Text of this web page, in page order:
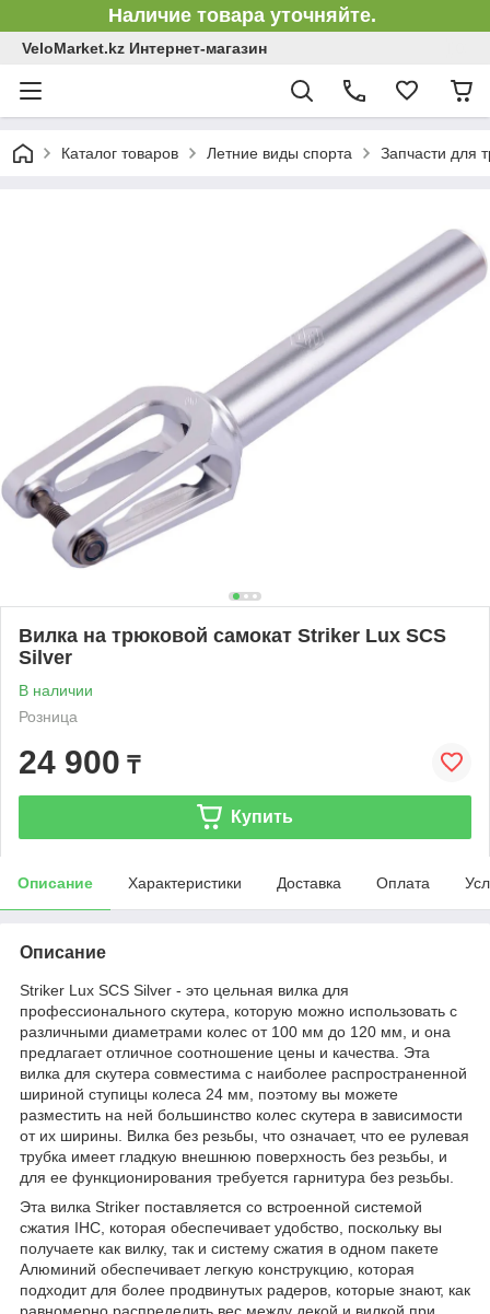
Наличие товара уточняйте.
VeloMarket.kz Интернет-магазин
Каталог товаров Летние виды спорта Запчасти для
Вилка на трюковой самокат Striker Lux SCS
Silver
В наличии
Розница
24 900 ₸
Купить
Описание Характеристики Доставка Оплата
Описание
Striker Lux SCS Silver - это цельная вилка для
профессионального скутера, которую можно использовать с
различными диаметрами колес от 100 мм до 120 мм, и она
предлагает отличное соотношение цены и качества. Эта
вилка для скутера совместима с наиболее распространенной
шириной ступицы колеса 24 мм, поэтому вы можете
разместить на ней большинство колес скутера в зависимости
от их ширины. Вилка без резьбы, что означает, что ее рулевая
трубка имеет гладкую внешнюю поверхность без резьбы, и
для ее функционирования требуется гарнитура без резьбы.
Эта вилка Striker поставляется со встроенной системой
сжатия IHC, которая обеспечивает удобство, поскольку вы
получаете как вилку, так и систему сжатия в одном пакете
Алюминий обеспечивает легкую конструкцию, которая
подходит для более продвинутых радеров, которые знают, как
равномерно распределить вес между декой и вилкой при